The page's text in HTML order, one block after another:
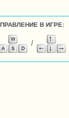
В ИГРЕ:
/